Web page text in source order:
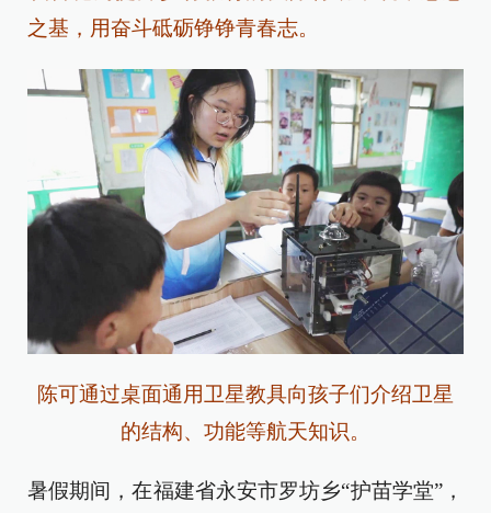
之基，用奋斗砥砺铮铮青春志。
陈可通过桌面通用卫星教具向孩子们介绍卫星
的结构、功能等航天知识。
暑假期间，在福建省永安市罗坊乡“护苗学堂”，